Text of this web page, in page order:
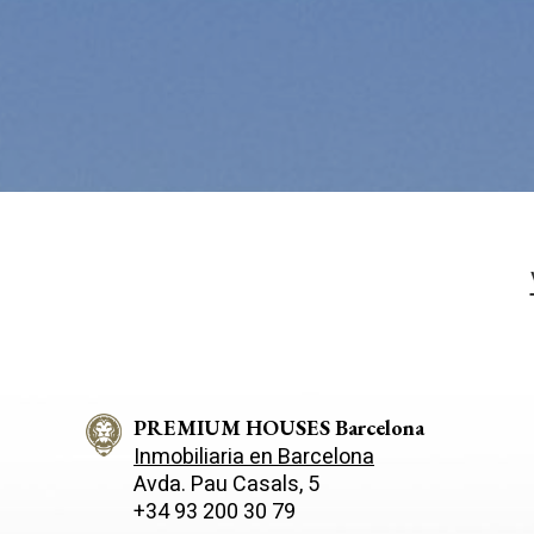
PREMIUM HOUSES Barcelona
Inmobiliaria en Barcelona
Avda. Pau Casals, 5
+34 93 200 30 79
en el